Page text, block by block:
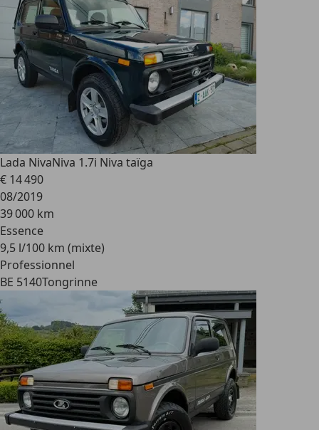
Lada NivaNiva 1.7i Niva taïga
€ 14 490
08/2019
39 000 km
Essence
9,5 l/100 km (mixte)
Professionnel
BE 5140Tongrinne